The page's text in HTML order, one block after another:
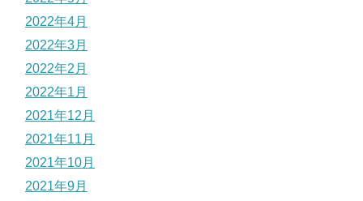
2022年4月
2022年3月
2022年2月
2022年1月
2021年12月
2021年11月
2021年10月
2021年9月